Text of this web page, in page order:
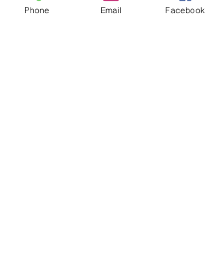
Phone Email Facebook